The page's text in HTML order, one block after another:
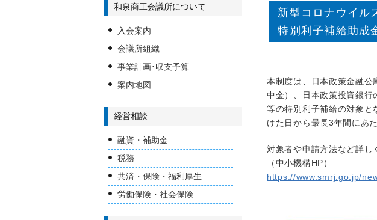
新型コロナウイル
特別利子補給助成
本制度は、日本政策金融公
中金）、日本政策投資銀行
等の特別利子補給の対象と
けた日から最長3年間にあ
対象者や申請方法など詳し
（中小機構HP）
https://www.smrj.go.jp/
和泉商工会議所について
入会案内
会議所組織
事業計画･収支予算
案内地図
経営相談
融資・補助金
税務
共済・保険・福利厚生
労働保険・社会保険